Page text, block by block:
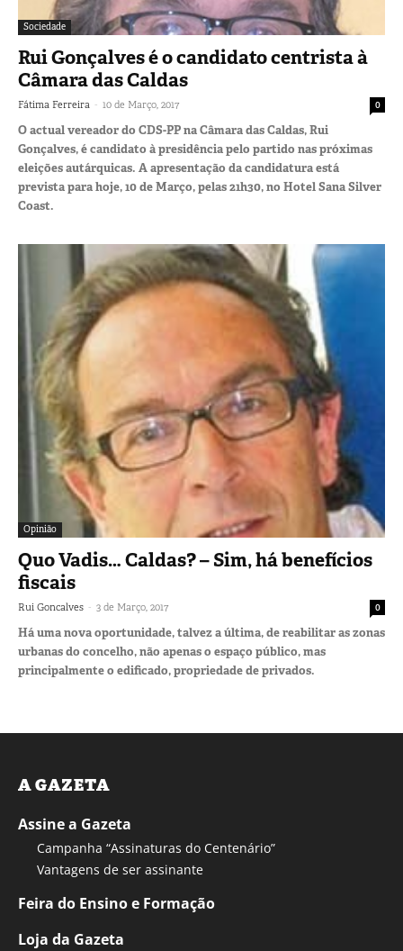
Sociedade
Rui Gonçalves é o candidato centrista à
Câmara das Caldas
Fátima Ferreira - 10 de Março, 2017 0
O actual vereador do CDS-PP na Câmara das Caldas, Rui
Gonçalves, é candidato à presidência pelo partido nas próximas
eleições autárquicas. A apresentação da candidatura está
prevista para hoje, 10 de Março, pelas 21h30, no Hotel Sana Silver
Coast.
Opinião
Quo Vadis… Caldas? – Sim, há benefícios
fiscais
Rui Goncalves - 3 de Março, 2017 0
Há uma nova oportunidade, talvez a última, de reabilitar as zonas
urbanas do concelho, não apenas o espaço público, mas
principalmente o edificado, propriedade de privados.
A GAZETA
Assine a Gazeta
Campanha “Assinaturas do Centenário”
Vantagens de ser assinante
Feira do Ensino e Formação
Loja da Gazeta